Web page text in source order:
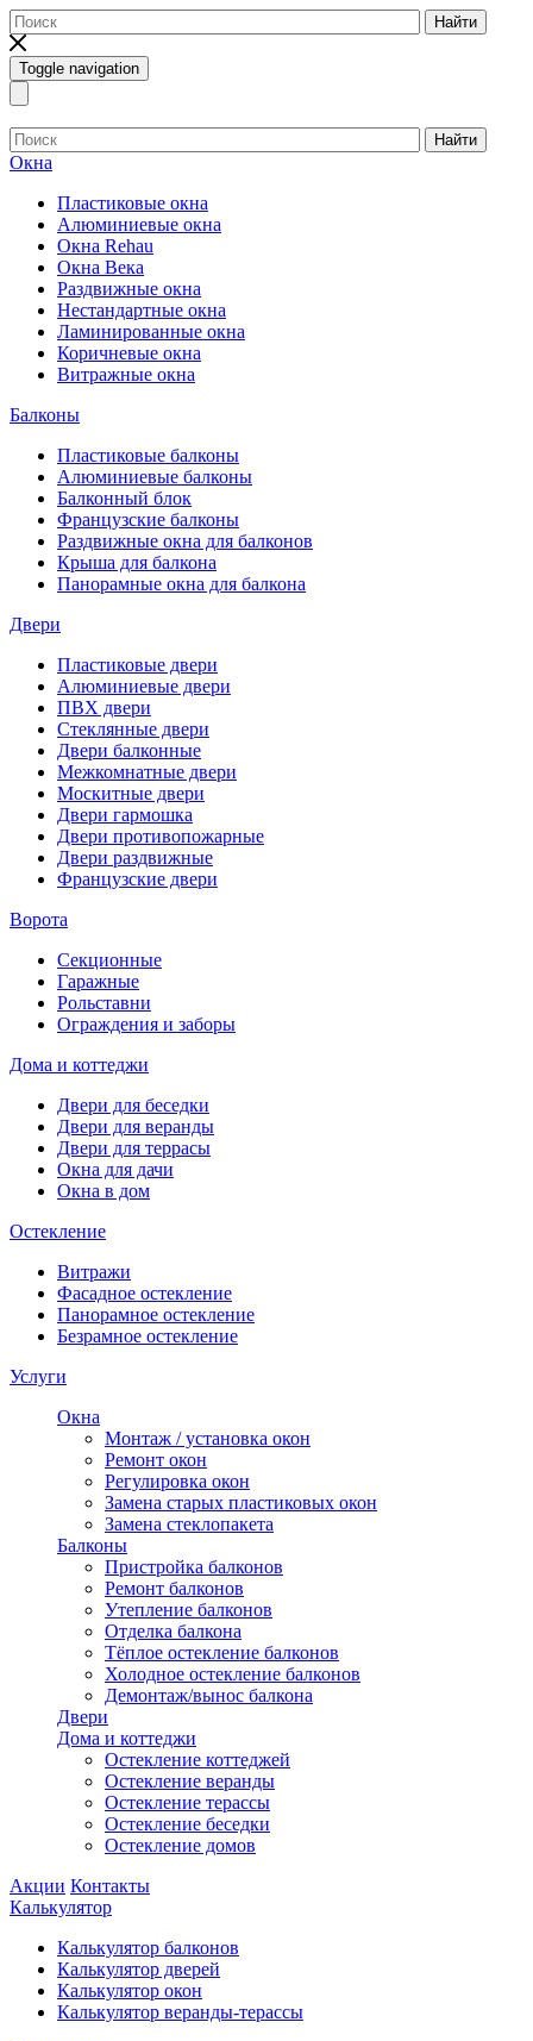
Найти
Toggle navigation
Найти
Окна
Пластиковые окна
Алюминиевые окна
Окна Rehau
Окна Века
Раздвижные окна
Нестандартные окна
Ламинированные окна
Коричневые окна
Витражные окна
Балконы
Пластиковые балконы
Алюминиевые балконы
Балконный блок
Французские балконы
Раздвижные окна для балконов
Крыша для балкона
Панорамные окна для балкона
Двери
Пластиковые двери
Алюминиевые двери
ПВХ двери
Стеклянные двери
Двери балконные
Межкомнатные двери
Москитные двери
Двери гармошка
Двери противопожарные
Двери раздвижные
Французские двери
Ворота
Секционные
Гаражные
Рольставни
Ограждения и заборы
Дома и коттеджи
Двери для беседки
Двери для веранды
Двери для террасы
Окна для дачи
Окна в дом
Остекление
Витражи
Фасадное остекление
Панорамное остекление
Безрамное остекление
Услуги
Окна
Монтаж / установка окон
Ремонт окон
Регулировка окон
Замена старых пластиковых окон
Замена стеклопакета
Балконы
Пристройка балконов
Ремонт балконов
Утепление балконов
Отделка балкона
Тёплое остекление балконов
Холодное остекление балконов
Демонтаж/вынос балкона
Двери
Дома и коттеджи
Остекление коттеджей
Остекление веранды
Остекление терассы
Остекление беседки
Остекление домов
Акции Контакты
Калькулятор
Калькулятор балконов
Калькулятор дверей
Калькулятор окон
Калькулятор веранды-терассы